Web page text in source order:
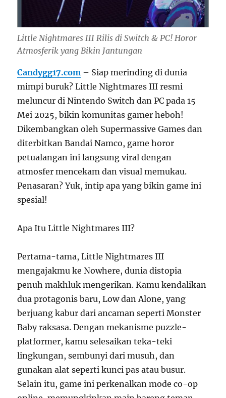
Little Nightmares III Rilis di Switch & PC! Horor
Atmosferik yang Bikin Jantungan
Candygg17.com – Siap merinding di dunia
mimpi buruk? Little Nightmares III resmi
meluncur di Nintendo Switch dan PC pada 15
Mei 2025, bikin komunitas gamer heboh!
Dikembangkan oleh Supermassive Games dan
diterbitkan Bandai Namco, game horor
petualangan ini langsung viral dengan
atmosfer mencekam dan visual memukau.
Penasaran? Yuk, intip apa yang bikin game ini
spesial!
Apa Itu Little Nightmares III?
Pertama-tama, Little Nightmares III
mengajakmu ke Nowhere, dunia distopia
penuh makhluk mengerikan. Kamu kendalikan
dua protagonis baru, Low dan Alone, yang
berjuang kabur dari ancaman seperti Monster
Baby raksasa. Dengan mekanisme puzzle-
platformer, kamu selesaikan teka-teki
lingkungan, sembunyi dari musuh, dan
gunakan alat seperti kunci pas atau busur.
Selain itu, game ini perkenalkan mode co-op